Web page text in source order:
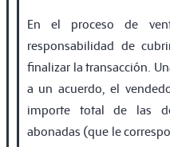
En el proceso de
responsabilidad de
ﬁnalizar la transacción.
a un acuerdo, el
importe total de las
abonadas (que le